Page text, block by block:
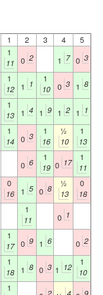
1
2 3 4
5
1
11
0 2 1 7 0 3
1
12
1 1
1
10
0 3 1 8
1
13
1 4 1 9 1 2 1 1
1
14 0 3
1
16
½
10
1
13
0 6
1
19 0 17
1
11
0
16
1 5 0 8
½
13
0
18
1
11
0 1
1
17 0 9 1 6 0 2
1
18
1 8 0 3 1 12
1
10
1